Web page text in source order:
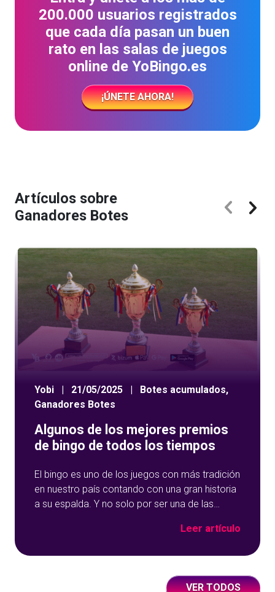
200.000 usuarios registrados
que cada día pasan un buen
rato en las salas de juegos
online de YoBingo.es
¡ÚNETE AHORA!
Artículos sobre
Ganadores Botes
Yobi 21/05/2025 Botes acumulados,
Ganadores Botes
Algunos de los mejores premios
de bingo de todos los tiempos
El bingo es uno de los juegos con más tradición
en nuestro país contando con una gran historia
a su espalda. Y no solo por ser una de las
de juegos de tómbola, YoBingo, sino porque es
Leer artículo
VER TODOS